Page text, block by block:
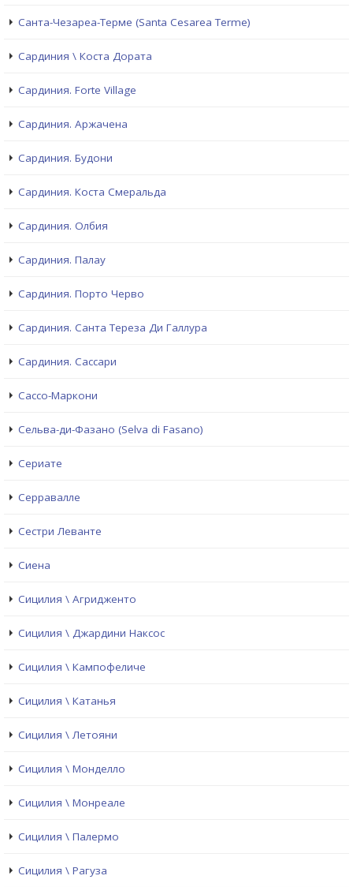
Санта-Чезареа-Терме (Santa Cesarea Terme)
Сардиния \ Коста Дората
Сардиния. Forte Village
Сардиния. Аржачена
Сардиния. Будони
Сардиния. Коста Смеральда
Сардиния. Олбия
Сардиния. Палау
Сардиния. Порто Черво
Сардиния. Санта Тереза Ди Галлура
Сардиния. Сассари
Сассо-Маркони
Сельва-ди-Фазано (Selva di Fasano)
Сериате
Серравалле
Сестри Левантe
Сиена
Сицилия \ Агридженто
Сицилия \ Джардини Наксос
Сицилия \ Кампофеличе
Сицилия \ Катанья
Сицилия \ Летояни
Сицилия \ Монделло
Сицилия \ Монреале
Сицилия \ Палермо
Сицилия \ Рагуза